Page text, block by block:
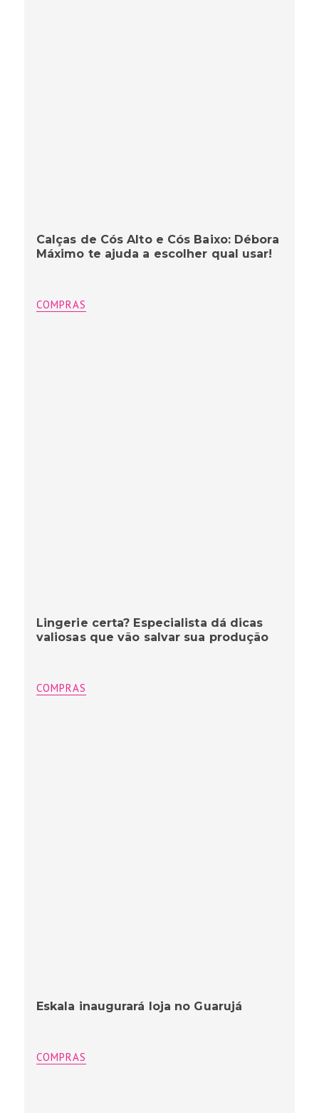
Calças de Cós Alto e Cós Baixo: Débora
Máximo te ajuda a escolher qual usar!
COMPRAS
Lingerie certa? Especialista dá dicas
valiosas que vão salvar sua produção
COMPRAS
Eskala inaugurará loja no Guarujá
COMPRAS